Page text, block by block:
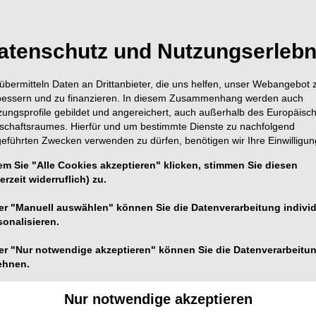
Foto: FantiS/peopleimages.com – stock.adobe.com
für Aufschwung und Beschäftigung“ eine neue
Krankschreibung entfallen. Und: Eine
Krankheitstag vorgelegt werden. Was das in der
und
Daten an Drittanbieter, die uns helfen, unser Webangebot
und zu finanzieren. In diesem Zusammenhang werden auch
gebildet und angereichert, auch außerhalb des
Hierfür und um bestimmte Dienste zu nachfolgend
Zwecken verwenden zu dürfen, benötigen wir Ihre
Sie "Alle Cookies akzeptieren" klicken, stimmen Sie diesen
widerruflich) zu.
"Manuell auswählen" können Sie die Datenverarbeitung
"Nur notwendige akzeptieren" können Sie die
Nur notwendige akzeptieren